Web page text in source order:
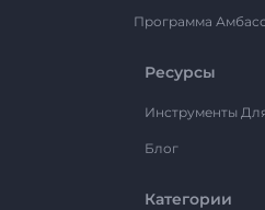
Программа
Ресурсы
Инструменты
Блог
Категории